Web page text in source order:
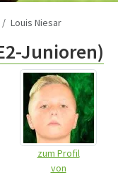
Louis Niesar
Junioren)
zum Profil
von